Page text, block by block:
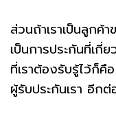
ส่วนถ้าเราเป็นลูกค้
เป็นการประกันที่เกี่
ที่เราต้องรับรู้ไว้ก็คือ
ผู้รับประกันเรา อีกต่